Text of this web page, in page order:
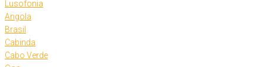
Lusofonia
Angola
Brasil
Cabinda
Cabo Verde